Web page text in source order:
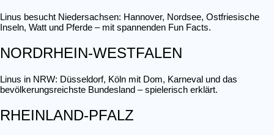
Linus besucht Niedersachsen: Hannover, Nordsee, Ostfriesische
Inseln, Watt und Pferde – mit spannenden Fun Facts.
NORDRHEIN-WESTFALEN
Linus in NRW: Düsseldorf, Köln mit Dom, Karneval und das
bevölkerungsreichste Bundesland – spielerisch erklärt.
RHEINLAND-PFALZ